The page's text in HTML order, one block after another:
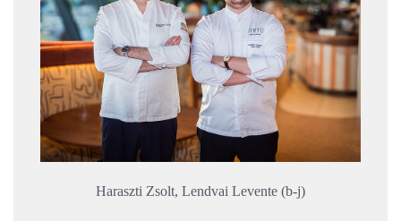
Haraszti Zsolt, Lendvai Levente (b-j)